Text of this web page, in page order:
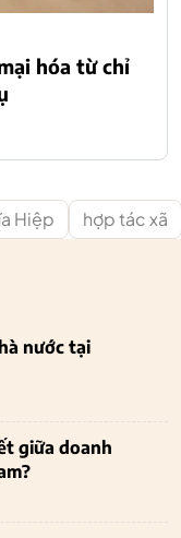
hóa từ chỉ
Hiệp hợp tác xã
nước tại
giữa doanh